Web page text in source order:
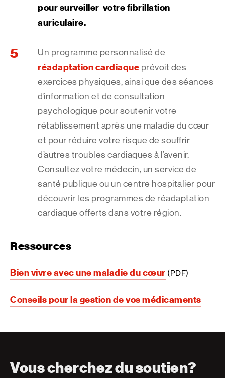
pour surveiller votre fibrillation
auriculaire.
Un programme personnalisé de
réadaptation cardiaque prévoit des
exercices physiques, ainsi que des séances
d’information et de consultation
psychologique pour soutenir votre
rétablissement après une maladie du cœur
et pour réduire votre risque de souffrir
d’autres troubles cardiaques à l’avenir.
Consultez votre médecin, un service de
santé publique ou un centre hospitalier pour
découvrir les programmes de réadaptation
cardiaque offerts dans votre région.
Ressources
Bien vivre avec une maladie du cœur (PDF)
Conseils pour la gestion de vos médicaments
Vous cherchez du soutien?